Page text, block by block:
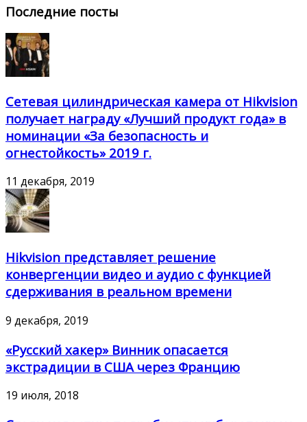
Последние посты
Сетевая цилиндрическая камера от Hikvision
получает награду «Лучший продукт года» в
номинации «За безопасность и
огнестойкость» 2019 г.
11 декабря, 2019
Hikvision представляет решение
конвергенции видео и аудио с функцией
сдерживания в реальном времени
9 декабря, 2019
«Русский хакер» Винник опасается
экстрадиции в США через Францию
19 июля, 2018